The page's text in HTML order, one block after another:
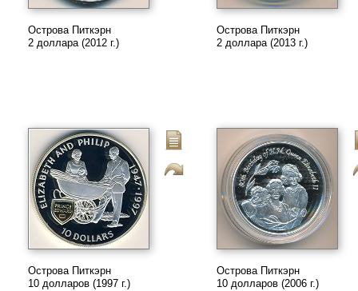
Острова Питкэрн
2 доллара (2012 г.)
Острова Питкэрн
2 доллара (2013 г.)
Острова Питкэрн
10 долларов (1997 г.)
Острова Питкэрн
10 долларов (2006 г.)